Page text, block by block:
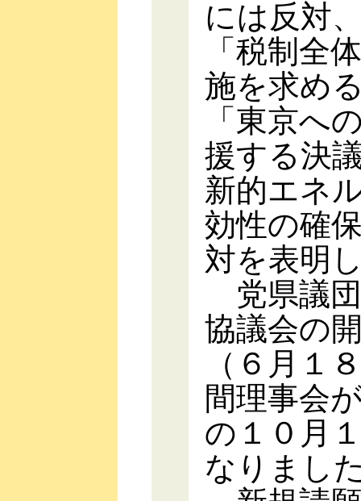
には反対
「税制全
施を求め
「東京へ
援する決
新的エネ
効性の確
対を表明
党県議
協議会の
（６月１
間理事会
の１０月
なりまし